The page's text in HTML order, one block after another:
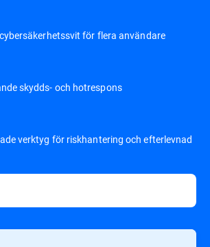
för flera användare
skydds- och hotrespons
verktyg för riskhantering och efterlevnad